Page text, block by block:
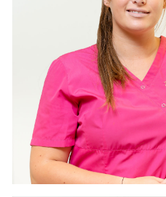
Mandy
Frau Rühl arbeitet ebenfalls in
Praxis und assistiert
Bereichen OP und